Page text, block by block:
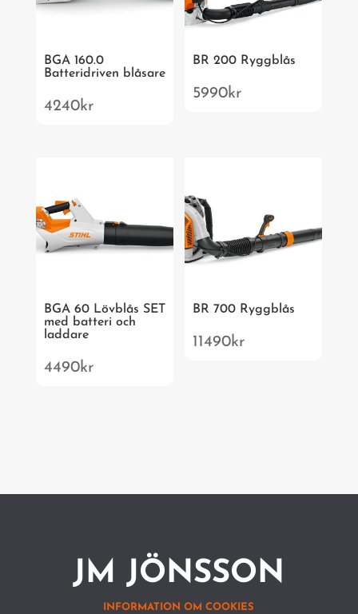
BGA 160.0
Batteridriven blåsare
4240kr
BR 200 Ryggblås
5990kr
BGA 60 Lövblås SET
med batteri och
laddare
4490kr
BR 700 Ryggblås
11490kr
JM JÖNSSON
INFORMATION OM COOKIES